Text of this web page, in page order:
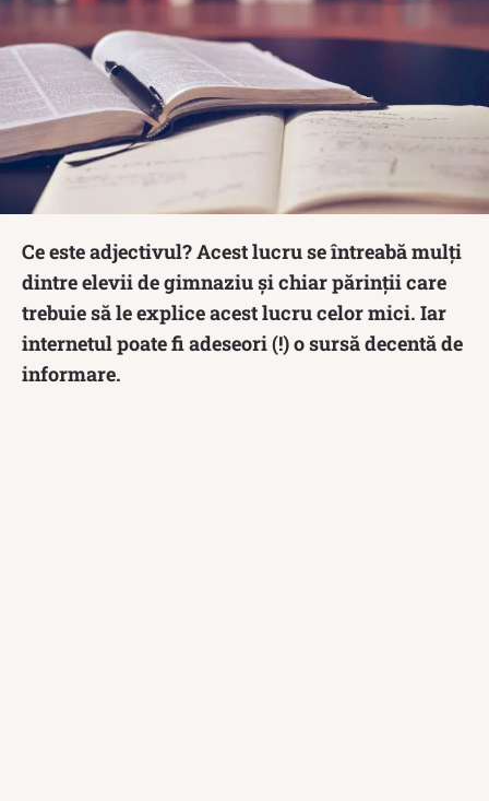
Ce este adjectivul? Acest lucru se întreabă mulți
dintre elevii de gimnaziu și chiar părinții care
trebuie să le explice acest lucru celor mici. Iar
internetul poate fi adeseori (!) o sursă decentă de
informare.